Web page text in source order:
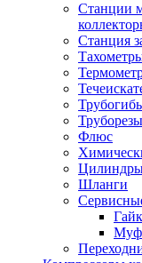
Станции
Станция
Труборезы
Флюс
Шланги